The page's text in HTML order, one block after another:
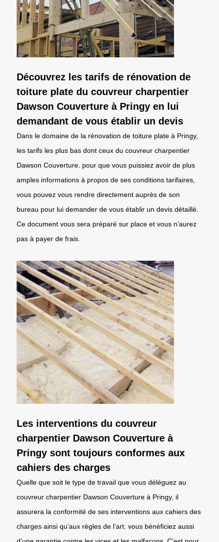
Découvrez les tarifs de rénovation de
toiture plate du couvreur charpentier
Dawson Couverture à Pringy en lui
demandant de vous établir un devis
Dans le domaine de la rénovation de toiture plate à Pringy,
les tarifs les plus bas dont ceux du couvreur charpentier
Dawson Couverture. pour que vous puissiez avoir de plus
amples informations à propos de ses conditions tarifaires,
vous pouvez vous rendre directement auprès de son
bureau pour lui demander de vous établir un devis détaillé.
Ce document vous sera préparé sur place et vous n’aurez
pas à payer de frais.
Les interventions du couvreur
charpentier Dawson Couverture à
Pringy sont toujours conformes aux
cahiers des charges
Quelle que soit le type de travail que vous déléguez au
couvreur charpentier Dawson Couverture à Pringy, il
assurera la conformité de ses interventions aux cahiers des
charges ainsi qu’aux règles de l’art. vous bénéficiez aussi